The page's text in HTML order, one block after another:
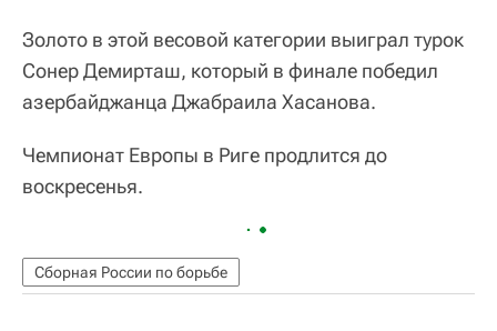
Золото в этой весовой категории выиграл турок
Сонер Демирташ, который в финале победил
азербайджанца Джабраила Хасанова.
Чемпионат Европы в Риге продлится до
воскресенья.
Сборная России по борьбе